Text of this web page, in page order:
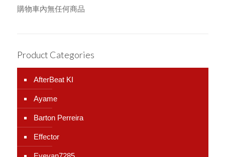
購物車內無任何商品
Product Categories
AfterBeat KI
Ayame
Barton Perreira
Effector